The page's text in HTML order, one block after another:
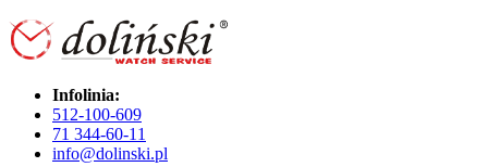
Infolinia:
512-100-609
71 344-60-11
info@dolinski.pl